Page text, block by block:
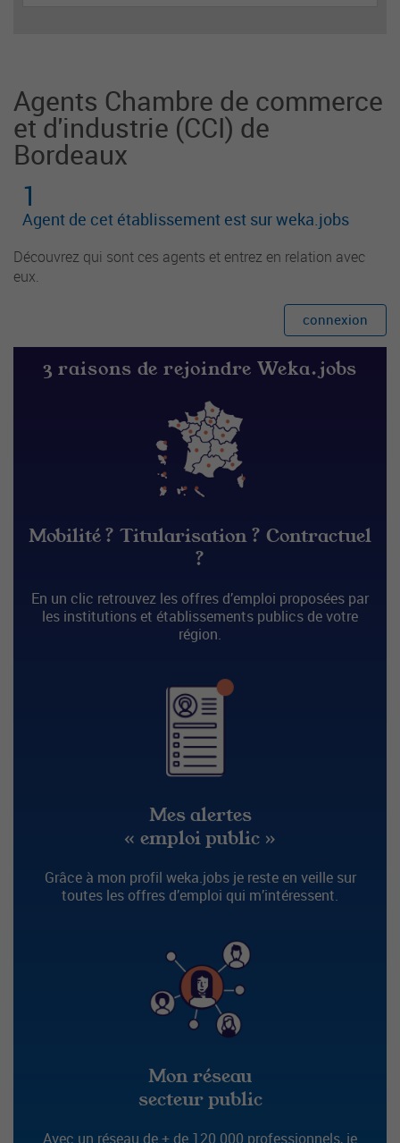
Agents Chambre de commerce
et d'industrie (CCI) de
Bordeaux
1
Agent de cet établissement est sur weka.jobs
Découvrez qui sont ces agents et entrez en relation avec
eux.
connexion
3 raisons de rejoindre Weka.jobs
Mobilité ? Titularisation ? Contractuel
?
En un clic retrouvez les offres d’emploi proposées par
les institutions et établissements publics de votre
région.
Mes alertes
« emploi public »
Grâce à mon profil weka.jobs je reste en veille sur
toutes les offres d’emploi qui m’intéressent.
Mon réseau
secteur public
Avec un réseau de + de 120 000 professionnels, je